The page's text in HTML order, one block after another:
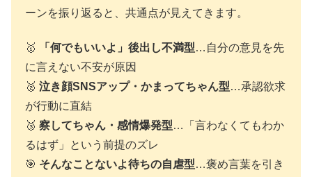
ーンを振り返ると、共通点が見えてきます。
🥇 「何でもいいよ」後出し不満型…自分の意見を先
に言えない不安が原因
🥈 泣き顔SNSアップ・かまってちゃん型…承認欲求
が行動に直結
🥉 察してちゃん・感情爆発型…「言わなくてもわか
るはず」という前提のズレ
🎯 そんなことないよ待ちの自虐型…褒め言葉を引き